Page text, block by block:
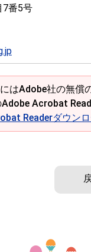
7番5号
はAdobe社の無
Acrobat
Readerダウン